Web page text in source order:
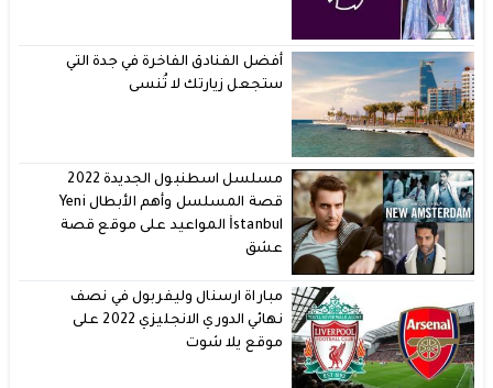
أفضل الفنادق الفاخرة في جدة التي
ستجعل زيارتك لا تُنسى
مسلسل اسطنبول الجديدة 2022
قصة المسلسل وأهم الأبطال Yeni
İstanbul المواعيد على موقع قصة
عشق
مباراة ارسنال وليفربول في نصف
نهائي الدوري الانجليزي 2022 على
موقع يلا شوت